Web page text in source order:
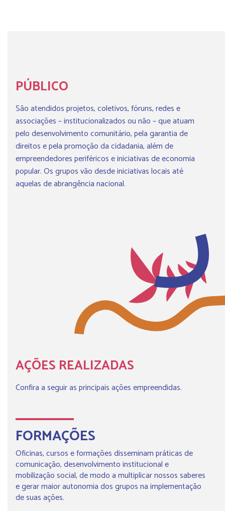
PÚBLICO
São atendidos projetos, coletivos, fóruns, redes e
associações –institucionalizadosou não –que atuam
pelo desenvolvimento comunitário, pela garantia de
direitos e pela promoção da cidadania, além de
empreendedores periféricos e iniciativas de economia
popular. Os grupos vão desde iniciativas locais até
aquelas de abrangência nacional.
AÇÕES REALIZADAS
Confira a seguir as principais ações empreendidas.
FORMAÇÕES
Oficinas, cursos e formações disseminam práticas de
comunicação, desenvolvimento institucional e
mobilização social, de modo a multiplicar nossos saberes
e gerar maior autonomia dos grupos na implementação
de suas ações.